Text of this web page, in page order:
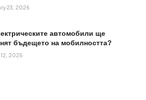
23, 2026
автомобили ще
бъдещето на мобилността?
2025